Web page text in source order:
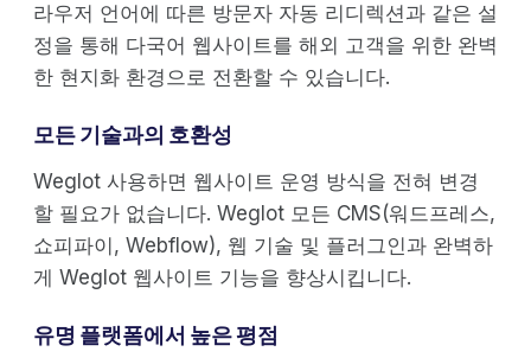
라우저 언어에 따른 방문자 자동 리디렉션과 같은 설
정을 통해 다국어 웹사이트를 해외 고객을 위한 완벽
한 현지화 환경으로 전환할 수 있습니다.
모든 기술과의 호환성
Weglot 사용하면 웹사이트 운영 방식을 전혀 변경
할 필요가 없습니다. Weglot 모든 CMS(워드프레스,
쇼피파이, Webflow), 웹 기술 및 플러그인과 완벽하
게 Weglot 웹사이트 기능을 향상시킵니다.
유명 플랫폼에서 높은 평점